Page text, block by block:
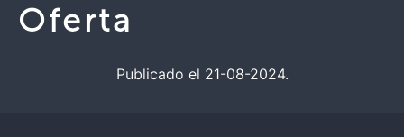
Oferta
Publicado el 21-08-2024.